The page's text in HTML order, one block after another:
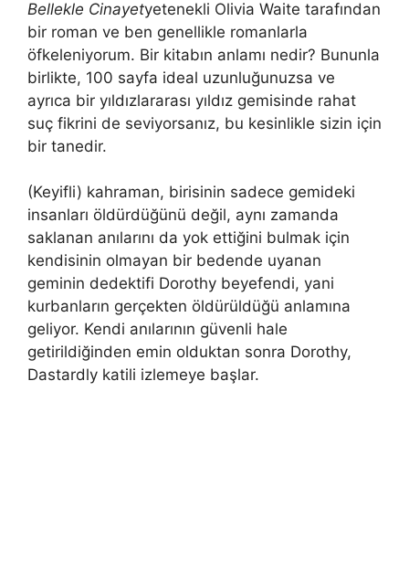
Bellekle Cinayetyetenekli Olivia Waite tarafından
bir roman ve ben genellikle romanlarla
öfkeleniyorum. Bir kitabın anlamı nedir? Bununla
birlikte, 100 sayfa ideal uzunluğunuzsa ve
ayrıca bir yıldızlararası yıldız gemisinde rahat
suç fikrini de seviyorsanız, bu kesinlikle sizin için
bir tanedir.
(Keyifli) kahraman, birisinin sadece gemideki
insanları öldürdüğünü değil, aynı zamanda
saklanan anılarını da yok ettiğini bulmak için
kendisinin olmayan bir bedende uyanan
geminin dedektifi Dorothy beyefendi, yani
kurbanların gerçekten öldürüldüğü anlamına
geliyor. Kendi anılarının güvenli hale
getirildiğinden emin olduktan sonra Dorothy,
Dastardly katili izlemeye başlar.